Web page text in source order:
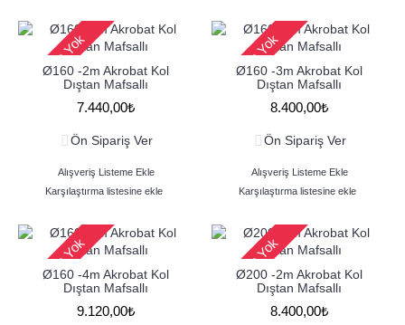
Stokta Yok
Ø160 -2m Akrobat Kol
Dıştan Mafsallı
7.440,00₺
Ön Sipariş Ver
Alışveriş Listeme Ekle
Karşılaştırma listesine ekle
Stokta Yok
Ø160 -3m Akrobat Kol
Dıştan Mafsallı
8.400,00₺
Ön Sipariş Ver
Alışveriş Listeme Ekle
Karşılaştırma listesine ekle
Stokta Yok
Ø160 -4m Akrobat Kol
Dıştan Mafsallı
9.120,00₺
Stokta Yok
Ø200 -2m Akrobat Kol
Dıştan Mafsallı
8.400,00₺